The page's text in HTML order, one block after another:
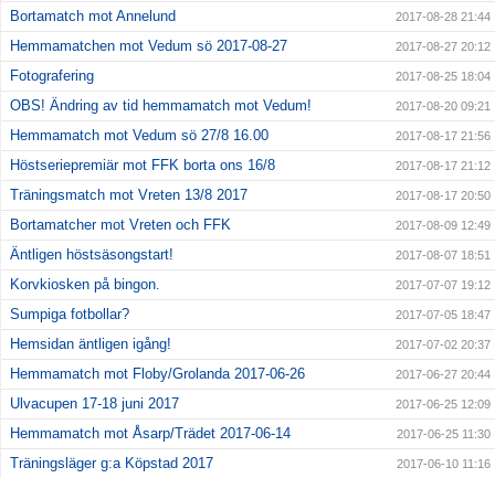
Bortamatch mot Annelund 2017-08-28 21:44
Hemmamatchen mot Vedum sö 2017-08-27 2017-08-27 20:12
Fotografering 2017-08-25 18:04
OBS! Ändring av tid hemmamatch mot Vedum! 2017-08-20 09:21
Hemmamatch mot Vedum sö 27/8 16.00 2017-08-17 21:56
Höstseriepremiär mot FFK borta ons 16/8 2017-08-17 21:12
Träningsmatch mot Vreten 13/8 2017 2017-08-17 20:50
Bortamatcher mot Vreten och FFK 2017-08-09 12:49
Äntligen höstsäsongstart! 2017-08-07 18:51
Korvkiosken på bingon. 2017-07-07 19:12
Sumpiga fotbollar? 2017-07-05 18:47
Hemsidan äntligen igång! 2017-07-02 20:37
Hemmamatch mot Floby/Grolanda 2017-06-26 2017-06-27 20:44
Ulvacupen 17-18 juni 2017 2017-06-25 12:09
Hemmamatch mot Åsarp/Trädet 2017-06-14 2017-06-25 11:30
Träningsläger g:a Köpstad 2017 2017-06-10 11:16